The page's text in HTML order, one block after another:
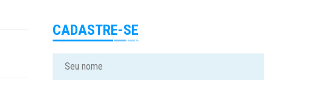
CADASTRE-SE